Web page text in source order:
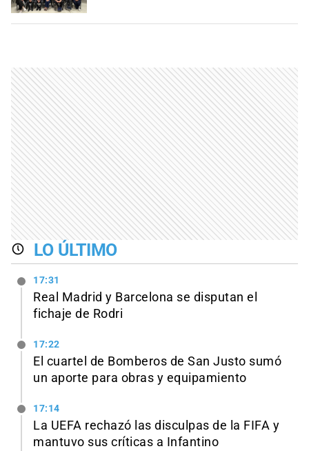
LO ÚLTIMO
17:31
Real Madrid y Barcelona se disputan el
fichaje de Rodri
17:22
El cuartel de Bomberos de San Justo sumó
un aporte para obras y equipamiento
17:14
La UEFA rechazó las disculpas de la FIFA y
mantuvo sus críticas a Infantino